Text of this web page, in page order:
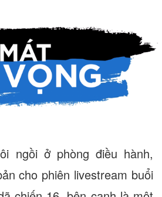
ngồi ở phòng điều hành,
cho phiên livestream buổi